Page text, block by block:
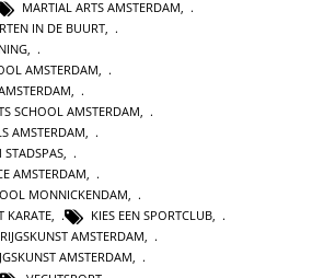
MARTIAL ARTS AMSTERDAM
IN DE BUURT
AMSTERDAM
SCHOOL AMSTERDAM,
AMSTERDAM,
,
AMSTERDAM,
MONNICKENDAM,
KARATE, KIES EEN SPORTCLUB,
AMSTERDAM,
AMSTERDAM,